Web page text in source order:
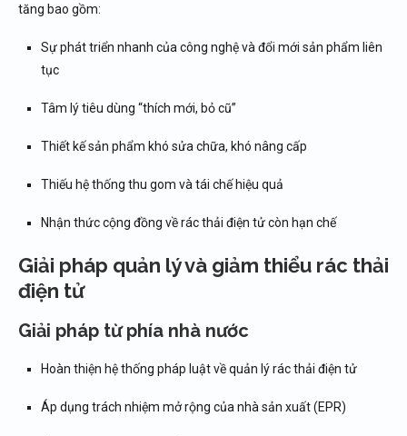
tăng bao gồm:
Sự phát triển nhanh của công nghệ và đổi mới sản phẩm liên
tục
Tâm lý tiêu dùng “thích mới, bỏ cũ”
Thiết kế sản phẩm khó sửa chữa, khó nâng cấp
Thiếu hệ thống thu gom và tái chế hiệu quả
Nhận thức cộng đồng về rác thải điện tử còn hạn chế
Giải pháp quản lý và giảm thiểu rác thải
điện tử
Giải pháp từ phía nhà nước
Hoàn thiện hệ thống pháp luật về quản lý rác thải điện tử
Áp dụng trách nhiệm mở rộng của nhà sản xuất (EPR)